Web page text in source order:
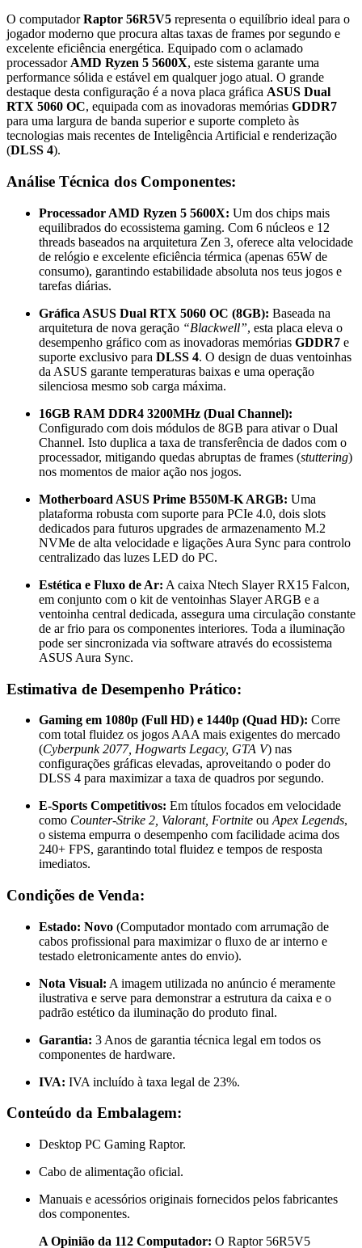
O computadorRaptor 56R5V5 representa o equilíbrio ideal para o
jogador moderno que procura altas taxas de frames por segundo e
excelente eficiência energética. Equipado com o aclamado
processadorAMD Ryzen 5 5600X, este sistema garante uma
performance sólida e estável em qualquer jogo atual. O grande
destaque desta configuração é a nova placa gráfica ASUS Dual
RTX 5060 OC, equipada com as inovadoras memórias GDDR7
para uma largura de banda superior e suporte completo às
tecnologias mais recentes de Inteligência Artificial e renderização
(DLSS 4).
Análise Técnica dos Componentes:
Processador AMD Ryzen 5 5600X: Um dos chips mais
equilibrados do ecossistema gaming. Com 6 núcleos e 12
threads baseados na arquitetura Zen 3, oferece alta velocidade
de relógio e excelente eficiência térmica (apenas 65W de
consumo), garantindo estabilidade absoluta nos teus jogos e
tarefas diárias.
Gráfica ASUS Dual RTX 5060 OC (8GB): Baseada na
arquitetura de nova geração “Blackwell”, esta placa eleva o
desempenho gráfico com as inovadoras memórias GDDR7 e
suporte exclusivo para DLSS 4. O design de duas ventoinhas
da ASUS garante temperaturas baixas e uma operação
silenciosa mesmo sob carga máxima.
16GB RAM DDR4 3200MHz (Dual Channel):
Configurado com dois módulos de 8GB para ativar o Dual
Channel. Isto duplica a taxa de transferência de dados com o
processador, mitigando quedas abruptas de frames (stuttering)
nos momentos de maior ação nos jogos.
Motherboard ASUS Prime B550M-K ARGB: Uma
plataforma robusta com suporte para PCIe 4.0, dois slots
dedicados para futuros upgrades de armazenamento M.2
NVMe de alta velocidade e ligações Aura Sync para controlo
centralizado das luzes LED do PC.
Estética e Fluxo de Ar: A caixa Ntech Slayer RX15 Falcon,
em conjunto com o kit de ventoinhas Slayer ARGB e a
ventoinha central dedicada, assegura uma circulação constante
de ar frio para os componentes interiores. Toda a iluminação
pode ser sincronizada via software através do ecossistema
ASUS Aura Sync.
Estimativa de Desempenho Prático:
Gaming em 1080p (Full HD) e 1440p (Quad HD): Corre
com total fluidez os jogos AAA mais exigentes do mercado
(Cyberpunk 2077, Hogwarts Legacy, GTA V) nas
configurações gráficas elevadas, aproveitando o poder do
DLSS 4 para maximizar a taxa de quadros por segundo.
E-Sports Competitivos: Em títulos focados em velocidade
como Counter-Strike 2, Valorant, Fortnite ou Apex Legends,
o sistema empurra o desempenho com facilidade acima dos
240+ FPS, garantindo total fluidez e tempos de resposta
imediatos.
Condições de Venda:
Estado: Novo (Computador montado com arrumação de
cabos profissional para maximizar o fluxo de ar interno e
testado eletronicamente antes do envio).
Nota Visual: A imagem utilizada no anúncio é meramente
ilustrativa e serve para demonstrar a estrutura da caixa e o
padrão estético da iluminação do produto final.
Garantia: 3 Anos de garantia técnica legal em todos os
componentes de hardware.
IVA: IVA incluído à taxa legal de 23%.
Conteúdo da Embalagem:
Desktop PC Gaming Raptor.
Cabo de alimentação oficial.
Manuais e acessórios originais fornecidos pelos fabricantes
dos componentes.
A Opinião da 112 Computador: O Raptor 56R5V5